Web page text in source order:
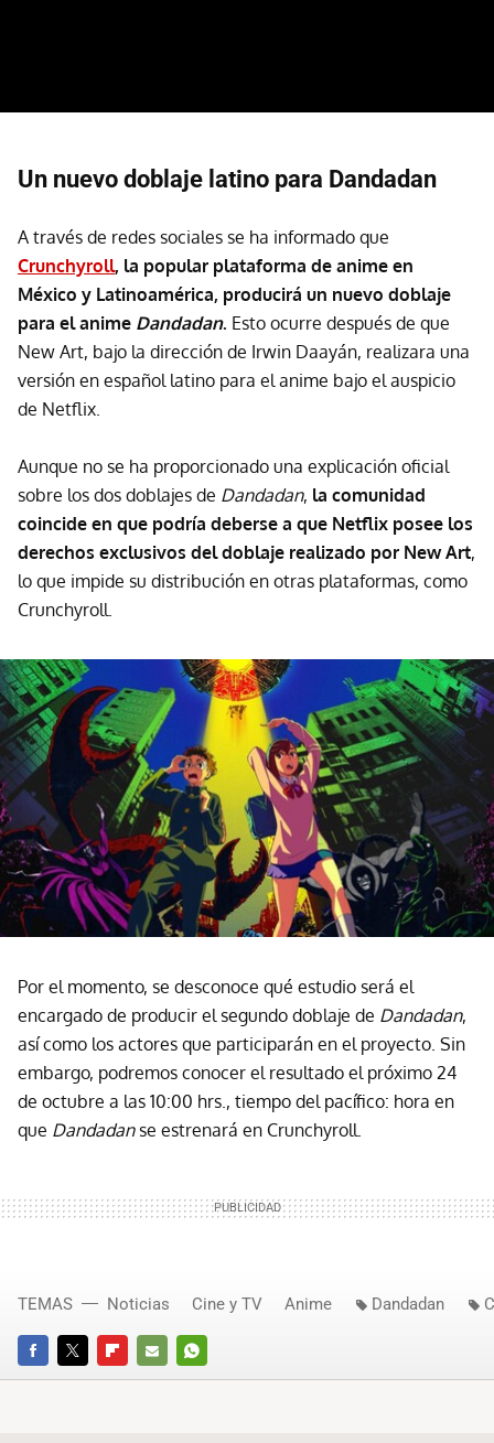
Un nuevo doblaje latino para Dandadan
A través de redes sociales se ha informado que
Crunchyroll, la popular plataforma de anime en
México y Latinoamérica, producirá un nuevo doblaje
para el anime Dandadan. Esto ocurre después de que
New Art, bajo la dirección de Irwin Daayán, realizara una
versión en español latino para el anime bajo el auspicio
de Netflix.
Aunque no se ha proporcionado una explicación oficial
sobre los dos doblajes de Dandadan, la comunidad
coincide en que podría deberse a que Netflix posee los
derechos exclusivos del doblaje realizado por New Art,
lo que impide su distribución en otras plataformas, como
Crunchyroll.
Por el momento, se desconoce qué estudio será el
encargado de producir el segundo doblaje de Dandadan,
así como los actores que participarán en el proyecto. Sin
embargo, podremos conocer el resultado el próximo 24
de octubre a las 10:00 hrs., tiempo del pacífico: hora en
que Dandadanse estrenará en Crunchyroll.
FACEBOOKTWITTERFLIPBOARD
E-
WHATSAPP
TEMAS Noticias Cine y TV Anime Dandadan